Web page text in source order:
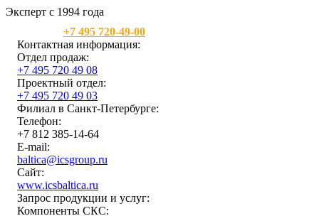
Эксперт с 1994 года
+7 495 720-49-00
Контактная информация:
Отдел продаж:
+7 495 720 49 08
Проектный отдел:
+7 495 720 49 03
Филиал в Санкт-Петербурге:
Телефон:
+7 812 385-14-64
E-mail:
baltica@icsgroup.ru
Сайт:
www.icsbaltica.ru
Запрос продукции и услуг:
Компоненты СКС: